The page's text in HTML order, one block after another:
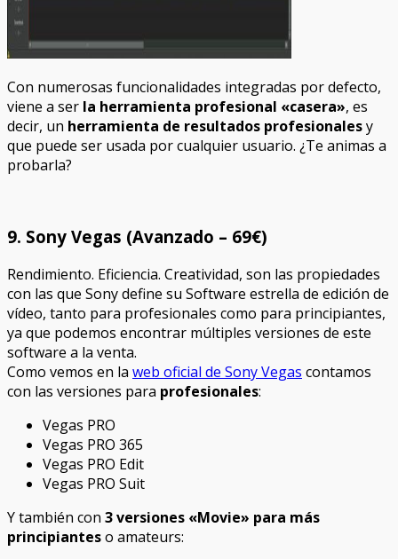
Con numerosas funcionalidades integradas por defecto,
viene a ser la herramienta profesional «casera», es
decir, un herramienta de resultados profesionalesy
que puede ser usada por cualquier usuario. ¿Te animas a
probarla?
9. Sony Vegas (Avanzado – 69€)
Rendimiento. Eficiencia. Creatividad, son las propiedades
con las que Sony define su Software estrella de edición de
vídeo, tanto para profesionales como para principiantes,
ya que podemos encontrar múltiples versiones de este
software a la venta.
Como vemos en la web oficial de Sony Vegas contamos
con las versiones para profesionales:
Vegas PRO
Vegas PRO 365
Vegas PRO Edit
Vegas PRO Suit
Y también con 3 versiones «Movie» para más
principianteso amateurs: